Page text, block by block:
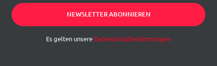
NEWSLETTER ABONNIEREN
Es gelten unsere Datenschutzbestimmungen